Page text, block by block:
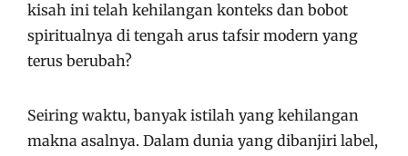
kisah ini telah kehilangan konteks dan bobot
spiritualnya di tengah arus tafsir modern yang
terus berubah?
Seiring waktu, banyak istilah yang kehilangan
makna asalnya. Dalam dunia yang dibanjiri label,